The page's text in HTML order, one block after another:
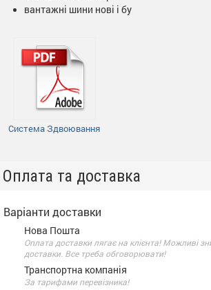
вантажні шини нові і бу
Система Здвоювання
Оплата та доставка
Варіанти доставки
Нова Пошта
Оплата доставки лягає на клієнта! Можливі
доставки. Все треба обговорювати!
Транспортна компанія
За тарифами перевізника!